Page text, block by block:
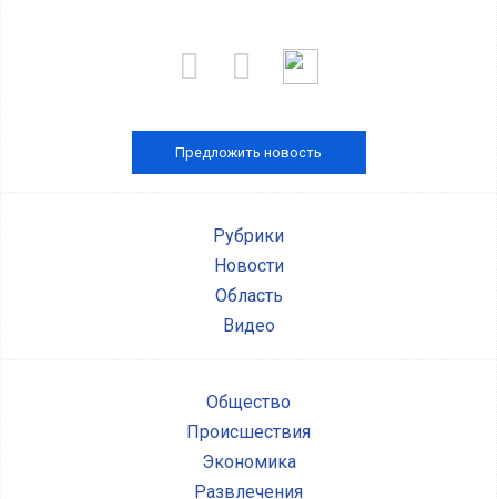
Предложить новость
Рубрики
Новости
Область
Видео
Общество
Происшествия
Экономика
Развлечения